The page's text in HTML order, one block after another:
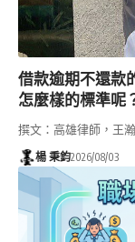
借款逾期不還款
怎麼樣的標準呢
撰文：高雄律師，王
楊 秉鈞2026/08/03